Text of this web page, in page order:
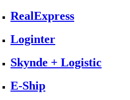
RealExpress
Loginter
Skynde + Logistic
E-Ship